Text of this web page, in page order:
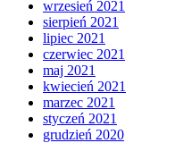
wrzesień 2021
sierpień 2021
lipiec 2021
czerwiec 2021
maj 2021
kwiecień 2021
marzec 2021
styczeń 2021
grudzień 2020